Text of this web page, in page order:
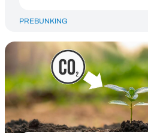
PREBUNKING